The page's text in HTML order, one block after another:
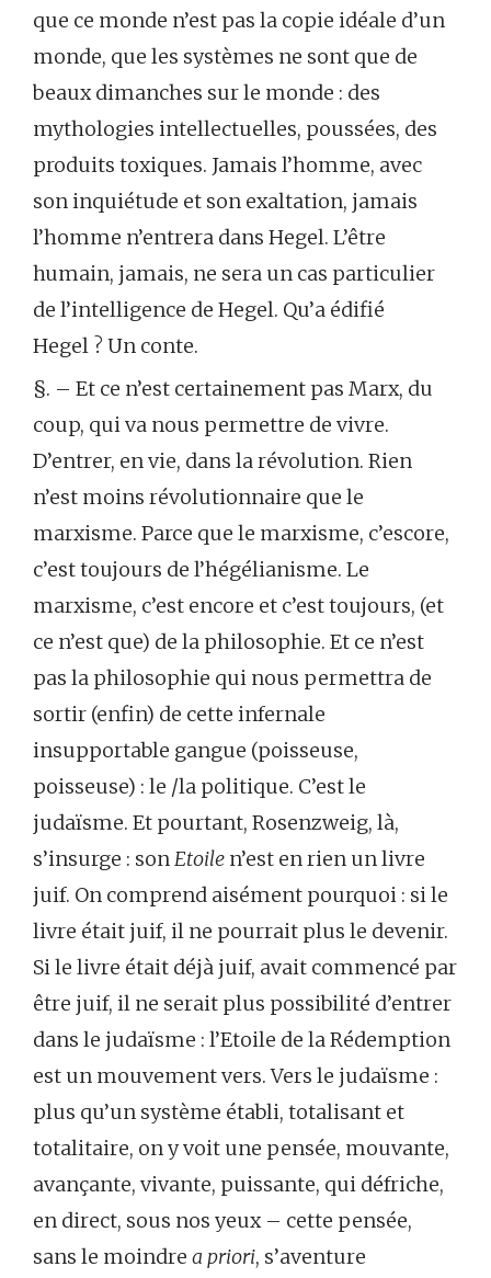
que ce monde n’est pas la copie idéale d’un
monde, que les systèmes ne sont que de
beaux dimanches sur le monde : des
mythologies intellectuelles, poussées, des
produits toxiques. Jamais l’homme, avec
son inquiétude et son exaltation, jamais
l’homme n’entrera dans Hegel. L’être
humain, jamais, ne sera un cas particulier
de l’intelligence de Hegel. Qu’a édifié
Hegel ? Un conte.
§. – Et ce n’est certainement pas Marx, du
coup, qui va nous permettre de vivre.
D’entrer, en vie, dans la révolution. Rien
n’est moins révolutionnaire que le
marxisme. Parce que le marxisme, c’escore,
c’est toujours de l’hégélianisme. Le
marxisme, c’est encore et c’est toujours, (et
ce n’est que) de la philosophie. Et ce n’est
pas la philosophie qui nous permettra de
sortir (enfin) de cette infernale
insupportable gangue (poisseuse,
poisseuse) : le /la politique. C’est le
judaïsme. Et pourtant, Rosenzweig, là,
s’insurge : sonEtoile n’est en rien un livre
juif. On comprend aisément pourquoi : si le
livre était juif, il ne pourrait plus le devenir.
Si le livre était déjà juif, avait commencé par
être juif, il ne serait plus possibilité d’entrer
dans le judaïsme : l’Etoile de la Rédemption
est un mouvement vers. Vers le judaïsme :
plus qu’un système établi, totalisant et
totalitaire, on y voit une pensée, mouvante,
avançante, vivante, puissante, qui défriche,
en direct, sous nos yeux – cette pensée,
sans le moindre a priori, s’aventure